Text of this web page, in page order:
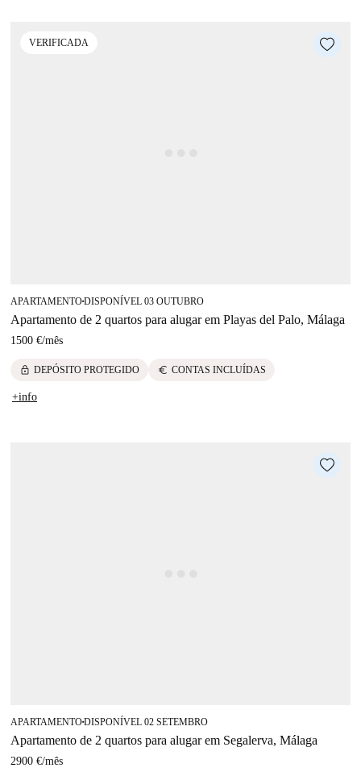
VERIFICADA
APARTAMENTO■DISPONÍVEL 03 OUTUBRO
Apartamento de 2 quartos para alugar em Playas del Palo, Málaga
1500 €/mês
lock DEPÓSITO PROTEGIDO euro CONTAS INCLUÍDAS
+info
APARTAMENTO■DISPONÍVEL 02 SETEMBRO
Apartamento de 2 quartos para alugar em Segalerva, Málaga
2900 €/mês